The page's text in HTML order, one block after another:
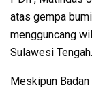
atas gempa
mengguncang
Sulawesi Tengah.
Meskipun